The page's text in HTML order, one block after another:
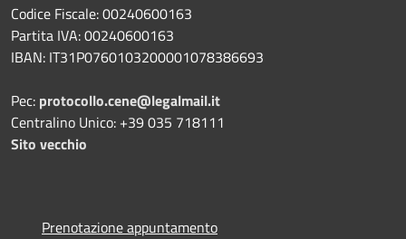
Codice Fiscale: 00240600163
Partita IVA: 00240600163
IBAN: IT31P0760103200001078386693
Pec: protocollo.cene@legalmail.it
Centralino Unico: +39 035 718111
Sito vecchio
Prenotazione appuntamento